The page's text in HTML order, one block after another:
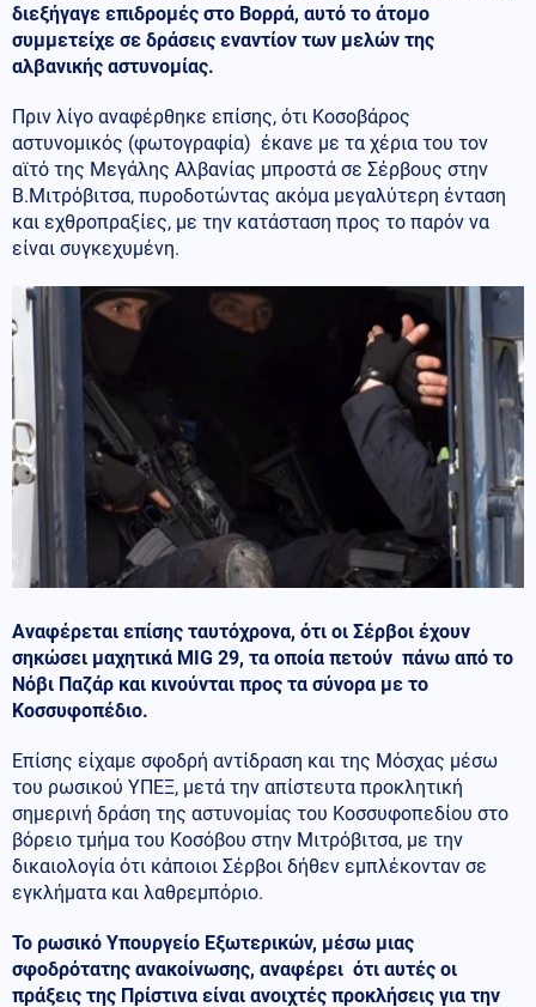
διεξήγαγε επιδρομές στο Βορρά, αυτό το άτομο
συμμετείχε σε δράσεις εναντίον των μελών της
αλβανικής αστυνομίας.
Πριν λίγο αναφέρθηκε επίσης, ότι Κοσοβάρος
αστυνομικός (φωτογραφία) έκανε με τα χέρια του τον
αϊτό της Μεγάλης Αλβανίας μπροστά σε Σέρβους στην
Β.Μιτρόβιτσα, πυροδοτώντας ακόμα μεγαλύτερη ένταση
και εχθροπραξίες, με την κατάσταση προς το παρόν να
είναι συγκεχυμένη.
Αναφέρεται επίσης ταυτόχρονα, ότι οι Σέρβοι έχουν
σηκώσει μαχητικά MIG 29, τα οποία πετούν πάνω από το
Νόβι Παζάρ και κινούνται προς τα σύνορα με το
Κοσσυφοπέδιο.
Επίσης είχαμε σφοδρή αντίδραση και της Μόσχας μέσω
του ρωσικού ΥΠΕΞ, μετά την απίστευτα προκλητική
σημερινή δράση της αστυνομίας του Κοσσυφοπεδίου στο
βόρειο τμήμα του Κοσόβου στην Μιτρόβιτσα, με την
δικαιολογία ότι κάποιοι Σέρβοι δήθεν εμπλέκονταν σε
εγκλήματα και λαθρεμπόριο.
Το ρωσικό Υπουργείο Εξωτερικών, μέσω μιας
σφοδρότατης ανακοίνωσης, αναφέρει ότι αυτές οι
πράξεις της Πρίστινα είναι ανοιχτές προκλήσεις για την